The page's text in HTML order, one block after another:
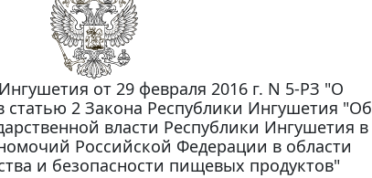
от 29 февраля 2016 г. N 5-РЗ "О
статью 2 Закона Республики Ингушетия "Об
власти Республики Ингушетия в
Российской Федерации в области
и безопасности пищевых продуктов"